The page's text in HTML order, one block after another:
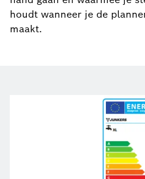
houdt wanneer je de
maakt.